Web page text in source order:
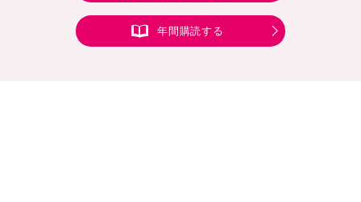
年間購読する